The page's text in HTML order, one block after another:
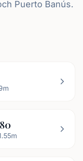
Puerto Banús.
m
m